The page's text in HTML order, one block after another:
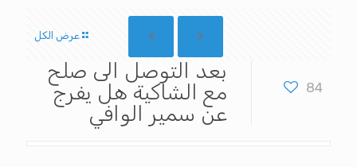
عرض الكل
84
بعد التوصل الى صلح
مع الشاكية هل يفرج
عن سمير الوافي